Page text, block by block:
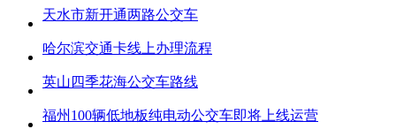
天水市新开通两路公交车
哈尔滨交通卡线上办理流程
英山四季花海公交车路线
福州100辆低地板纯电动公交车即将上线运营